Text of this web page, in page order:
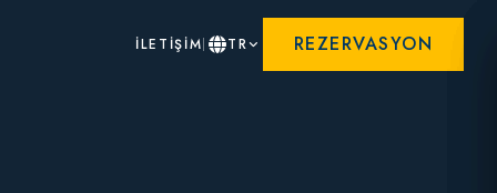
İLETİŞİM TR REZERVASYON